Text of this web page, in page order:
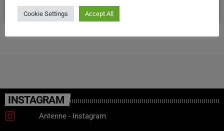
INSTAGRAM
Antenne - Instagram
Cookie Settings Accept All